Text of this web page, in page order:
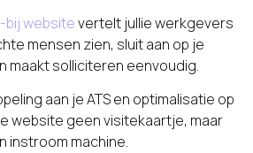
bij websitevertelt jullie werkgevers
mensen zien, sluit aan op je
maakt solliciteren eenvoudig.
aan je ATS en optimalisatie op
website geen visitekaartje, maar
instroom machine.